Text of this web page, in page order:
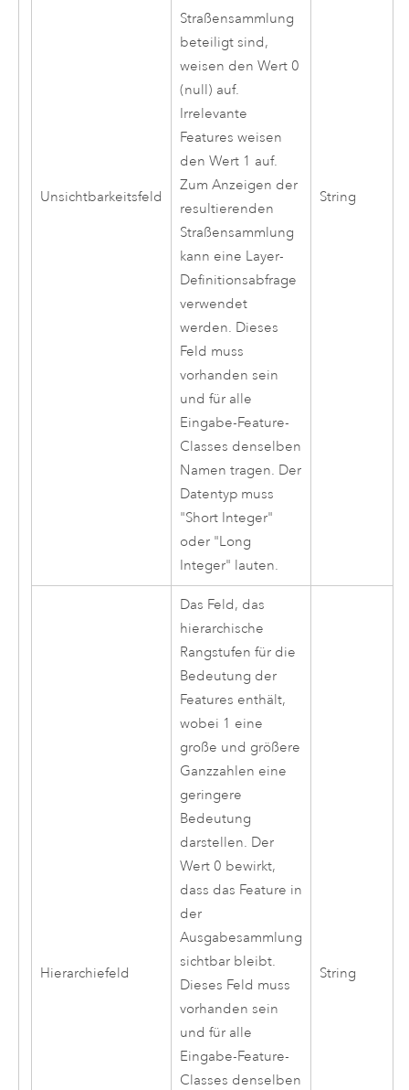
Unsichtbarkeitsfeld
Straßensammlung
beteiligt sind,
weisen den Wert 0
(null) auf.
Irrelevante
Features weisen
den Wert 1 auf.
Zum Anzeigen der
resultierenden
Straßensammlung
kann eine Layer-
Definitionsabfrage
verwendet
werden. Dieses
Feld muss
vorhanden sein
und für alle
Eingabe-Feature-
Classes denselben
Namen tragen. Der
Datentyp muss
"Short Integer"
oder "Long
Integer" lauten.
String
Hierarchiefeld
Das Feld, das
hierarchische
Rangstufen für die
Bedeutung der
Features enthält,
wobei 1 eine
große und größere
Ganzzahlen eine
geringere
Bedeutung
darstellen. Der
Wert 0 bewirkt,
dass das Feature in
der
Ausgabesammlung
sichtbar bleibt.
Dieses Feld muss
vorhanden sein
und für alle
Eingabe-Feature-
Classes denselben
String